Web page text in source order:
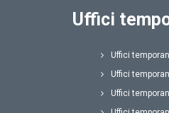
Uffici
Uffici
Uffici
Uffici